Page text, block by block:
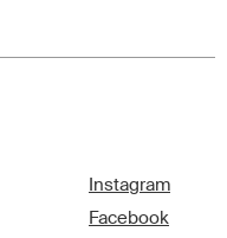
Instagram
Facebook